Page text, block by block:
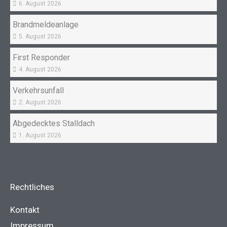
6. August 2026
Brandmeldeanlage
5. August 2026
First Responder
4. August 2026
Verkehrsunfall
2. August 2026
Abgedecktes Stalldach
1. August 2026
Rechtliches
Kontakt